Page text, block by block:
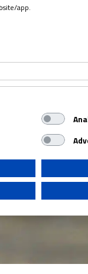
app.
of data